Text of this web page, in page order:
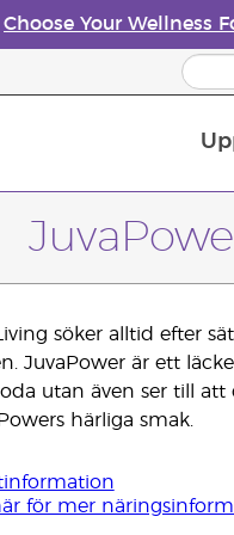
Choose Your Wellness
söker alltid efter
JuvaPower är ett
utan även ser till
härliga smak.
för mer